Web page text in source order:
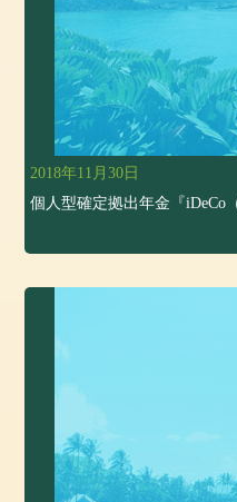
2018年11月30日
個人型確定拠出年金『iDeCo